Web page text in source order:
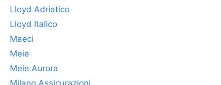
Lloyd Adriatico
Lloyd Italico
Maeci
Meie
Meie Aurora
Milano Assicurazioni